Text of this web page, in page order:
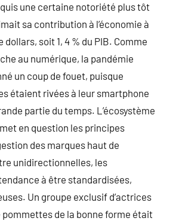
une certaine notoriété plus tôt
sa contribution à l’économie à
soit 1, 4 % du PIB. Comme
au numérique, la pandémie
un coup de fouet, puisque
étaient rivées à leur smartphone
partie du temps. L’écosystème
en question les principes
des marques haut de
unidirectionnelles, les
à être standardisées,
Un groupe exclusif d’actrices
de la bonne forme était